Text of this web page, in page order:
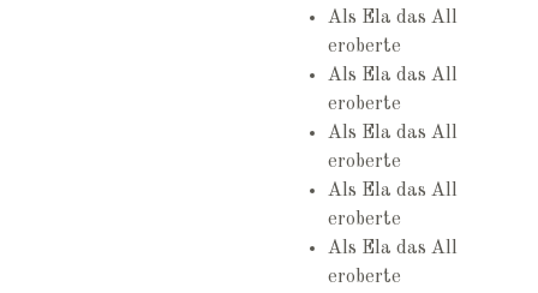
Als Ela das All
eroberte
Als Ela das All
eroberte
Als Ela das All
eroberte
Als Ela das All
eroberte
Als Ela das All
eroberte